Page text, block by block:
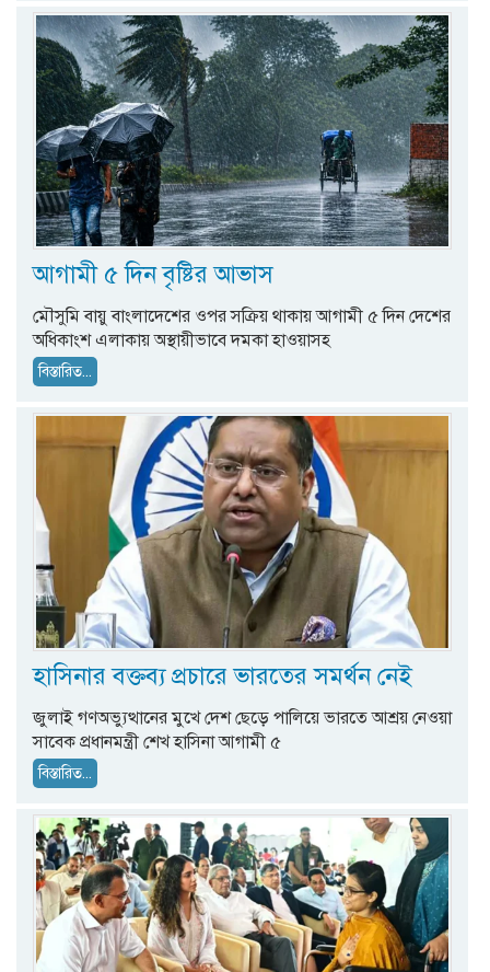
আগামী ৫ দিন বৃষ্টির আভাস
মৌসুমি বায়ু বাংলাদেশের ওপর সক্রিয় থাকায় আগামী ৫ দিন দেশের
অধিকাংশ এলাকায় অস্থায়ীভাবে দমকা হাওয়াসহ
বিস্তারিত...
হাসিনার বক্তব্য প্রচারে ভারতের সমর্থন নেই
জুলাই গণঅভ্যুত্থানের মুখে দেশ ছেড়ে পালিয়ে ভারতে আশ্রয় নেওয়া
সাবেক প্রধানমন্ত্রী শেখ হাসিনা আগামী ৫
বিস্তারিত...